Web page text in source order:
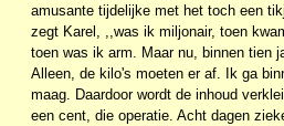
amusante tijdelijke met het toch een
zegt Karel, ,,was ik miljonair, toen
toen was ik arm. Maar nu, binnen tien
Alleen, de kilo's moeten er af. Ik ga
maag. Daardoor wordt de inhoud
een cent, die operatie. Acht dagen